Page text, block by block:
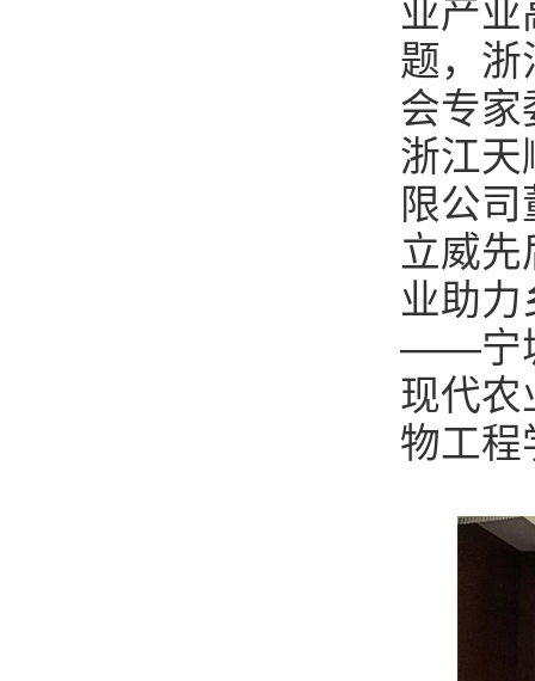
业产业
题，浙
会专家
浙江天
限公
立威
业助力
——宁
现代农
物工程